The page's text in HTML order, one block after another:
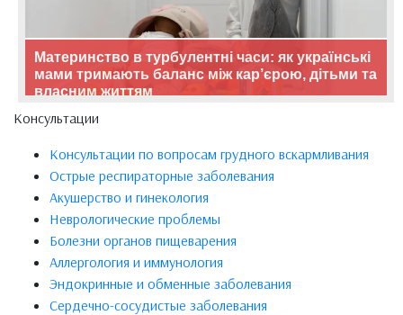
Материнство в турбулентні часи: як українські
мами тримають баланс між кар’єрою, дітьми та
власним життям
Консультации
Консультации по вопросам грудного вскармливания
Острые респираторные заболевания
Акушерство и гинекология
Неврологические проблемы
Болезни органов пищеварения
Аллергология и иммунология
Эндокринные и обменные заболевания
Сердечно-сосудистые заболевания